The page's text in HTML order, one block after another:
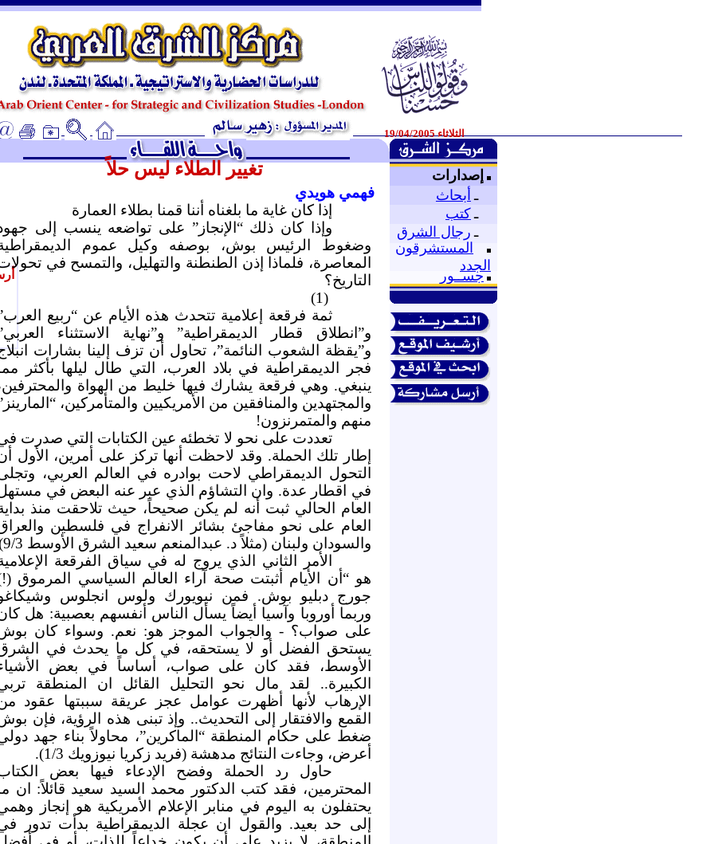
ـ
الثلاثاء 19/04/2005
إصدارات
ـ أبحاث
ـ كتب
ـ رجال الشرق
المستشرقون
الجدد
جســور
تغيير الطلاء ليس حلاً
فهمي هويدي
إذا كان غاية ما بلغناه أننا قمنا بطلاء العمارة
وإذا كان ذلك “الإنجاز” على تواضعه ينسب إلى
وضغوط الرئيس بوش، بوصفه وكيل عموم
المعاصرة، فلماذا إذن الطنطنة والتهليل، والتمسح في
التاريخ؟
(1)
ثمة فرقعة إعلامية تتحدث هذه الأيام عن “ربيع
و”انطلاق قطار الديمقراطية” و”نهاية الاستثناء
و”يقظة الشعوب النائمة”، تحاول أن تزف إلينا بشارات
فجر الديمقراطية في بلاد العرب، التي طال ليلها بأكثر
ينبغي. وهي فرقعة يشارك فيها خليط من الهواة
والمجتهدين والمنافقين من الأمريكيين والمتأمركين،
منهم والمتمرنزون!
تعددت على نحو لا تخطئه عين الكتابات التي صدرت
إطار تلك الحملة. وقد لاحظت أنها تركز على أمرين، الأول
التحول الديمقراطي لاحت بوادره في العالم العربي،
في اقطار عدة. وان التشاؤم الذي عبر عنه البعض في
العام الحالي ثبت أنه لم يكن صحيحاً، حيث تلاحقت منذ
العام على نحو مفاجئ بشائر الانفراج في فلسطين
والسودان ولبنان (مثلاً د. عبدالمنعم سعيد الشرق الأوسط 9/3)
الأمر الثاني الذي يروج له في سياق الفرقعة
هو “أن الأيام أثبتت صحة آراء العالم السياسي المرموق
جورج دبليو بوش. فمن نيويورك ولوس انجلوس
وربما أوروبا وآسيا أيضاً يسأل الناس أنفسهم بعصبية: هل
على صواب؟ - والجواب الموجز هو: نعم. وسواء كان
يستحق الفضل أو لا يستحقه، في كل ما يحدث في
الأوسط، فقد كان على صواب، أساساً في بعض
الكبيرة.. لقد مال نحو التحليل القائل ان المنطقة
الإرهاب لأنها أظهرت عوامل عجز عريقة سببتها عقود
القمع والافتقار إلى التحديث.. وإذ تبنى هذه الرؤية، فإن
ضغط على حكام المنطقة “الماكرين”، محاولاً بناء جهد
أعرض، وجاءت النتائج مدهشة (فريد زكريا نيوزويك 1/3).
حاول رد الحملة وفضح الإدعاء فيها بعض
المحترمين، فقد كتب الدكتور محمد السيد سعيد قائلاً: ان
يحتفلون به اليوم في منابر الإعلام الأمريكية هو إنجاز
إلى حد بعيد. والقول ان عجلة الديمقراطية بدأت تدور